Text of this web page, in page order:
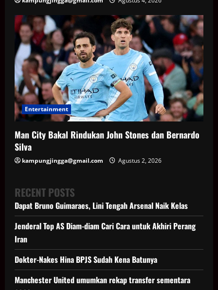
Entertainment
Man City Bakal Rindukan John Stones dan Bernardo
Silva
kampungjingga@gmail.com Agustus 2, 2026
RECENT POSTS
Dapat Bruno Guimaraes, Lini Tengah Arsenal Naik Kelas
Jenderal Top AS Diam-diam Cari Cara untuk Akhiri Perang
Iran
Dokter-Nakes Hina BPJS Sudah Kena Batunya
Manchester United umumkan rekap transfer sementara